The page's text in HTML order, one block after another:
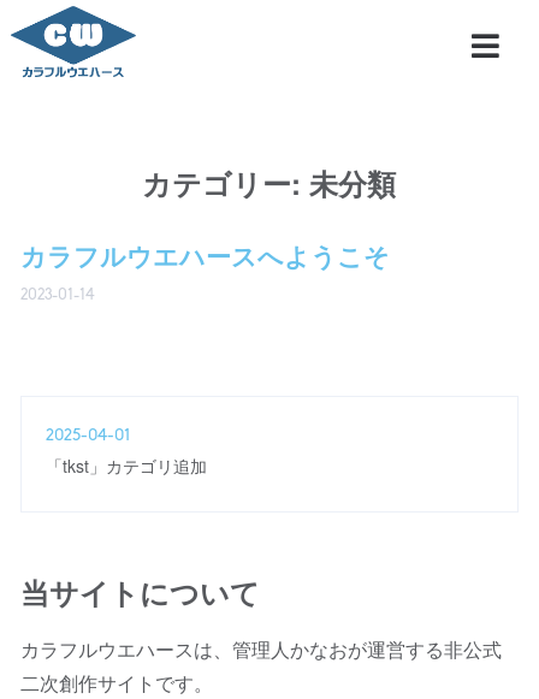
カテゴリー:未分類
カラフルウエハースへようこそ
2023-01-14
2025-04-01
「tkst」カテゴリ追加
当サイトについて
カラフルウエハースは、管理人かなおが運営する非公式
二次創作サイトです。